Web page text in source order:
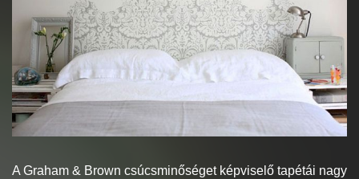
A Graham & Brown csúcsminőséget képviselő tapétái nagy